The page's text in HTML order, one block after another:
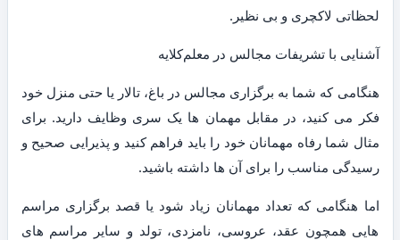
لحظاتی لاکچری و بی نظیر.
آشنایی با تشریفات مجالس در معلم‌کلایه
هنگامی که شما به برگزاری مجالس در باغ، تالار یا حتی منزل خود
فکر می کنید، در مقابل مهمان ها یک سری وظایف دارید. برای
مثال شما رفاه مهمانان خود را باید فراهم کنید و پذیرایی صحیح و
رسیدگی مناسب را برای آن ها داشته باشید.
اما هنگامی که تعداد مهمانان زیاد شود یا قصد برگزاری مراسم
هایی همچون عقد، عروسی، نامزدی، تولد و سایر مراسم های